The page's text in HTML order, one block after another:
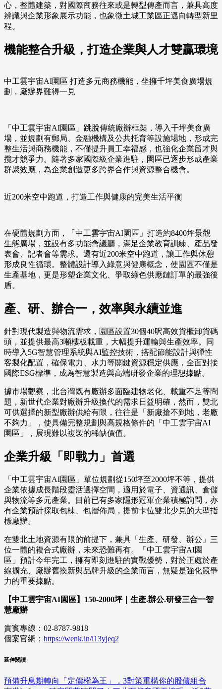
心，整體建築，對國際商務往來或是轉型傳產而言，兼具高度
辨識與企業形象展示功能，也象徵土城工業區正邁向轉型新里
程。
機能整合升級，打造企業與人才雙贏環境
中工雲宇宙AI園區 打造多元商務機能，坐擁千坪美食廣場規
劃，廠辦界難得一見
「中工雲宇宙AI園區」跳脫傳統廠辦框架，導入千坪美食廣
場，並規劃有郵局、金融機構及公共托育等設施場地，形成完
整生活與商務機能，不僅提升員工幸福感，也強化企業留才與
攬才競爭力。隨著多家國際級企業進駐，園區已逐步形成產業
群聚效應，為企業創造更多跨界合作與資源整合機會。
近200米空中跑道，打造工作與健康的完美生活平衡
在硬體規劃方面，「中工雲宇宙AI園區」打造約8400坪景觀
生態廣場，並設有多功能會議廳，滿足企業教育訓練、產品發
表會、記者會等需求。還有近200米空中跑道，讓工作與休憩
形成良性循環。整體設計導入綠意與健康概念，使園區不僅是
生產基地，更是形塑企業文化、爭取綠色供應鏈訂單的最強後
盾。
產、研、辦合一，效率與永續並進
針對現代製造與物流需求，園區設置30個40呎高效貨櫃卸貨碼
頭，並提供最高3噸樓板載重，大幅提升運輸與生產效率。同
時導入5G智慧管理系統與AI監控技術，搭配節能設計與彈性
客製化配置，確保電力、水力等關鍵資源穩定供應，全面對接
國際ESG標準，成為智慧製造與高端研發企業的理想據點。
據市場觀察，北台灣既有廠辦多面臨建物老化、載重不足等問
題，新世代企業對廠辦升級換代的需求日益明確，然而，雙北
可供選擇的新型廠辦供給有限，往往是「新廠搶不到地，老廠
不夠力」，使具備完整規劃與高規格條件的「中工雲宇宙AI
園區」，展現難以複製的稀缺價值。
企業升級「即戰力」首選
「中工雲宇宙AI園區」單位規劃從150坪至2000坪不等，提供
企業依據成長階段靈活選擇空間，適用於電子、資通訊、倉儲
與物流等多元產業。目前已有多家隱形冠軍企業積極詢問，亦
有企業預計採取包棟、包層佈局，提前卡位雙北少見的大型指
標廠辦。
在雙北土地資源有限的前提下，兼具「生產、研發、辦公」三
位一體的複合式廠辦，未來恐難再有。「中工雲宇宙AI園
區」預計今年完工，擁有即刻進駐的實戰優勢，對於正處於產
線擴充、廠辦舊換新與品牌升級的企業而言，無疑是強化競爭
力的重要據點。
【中工雲宇宙AI園區】150-2000坪｜生產.辦公.研發三合一智
慧廠辦
貴賓專線：02-8787-9818
個案官網： https://wenk.in/i13yjeq2
延伸閱讀
預備升息期轉向「定價權為王」，3對策重構你的股債組合